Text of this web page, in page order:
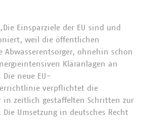
Einsparziele der EU sind und
weil die öffentlichen
Abwasserentsorger, ohnehin schon
Kläranlagen an
Die neue EU-
verpflichtet die
in zeitlich gestaffelten Schritten zur
Umsetzung in deutsches Recht